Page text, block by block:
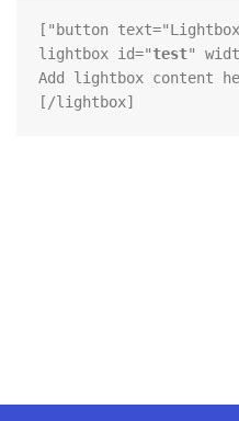
"]
test"
padding="20px"]Add lightbox
[/lightbox]